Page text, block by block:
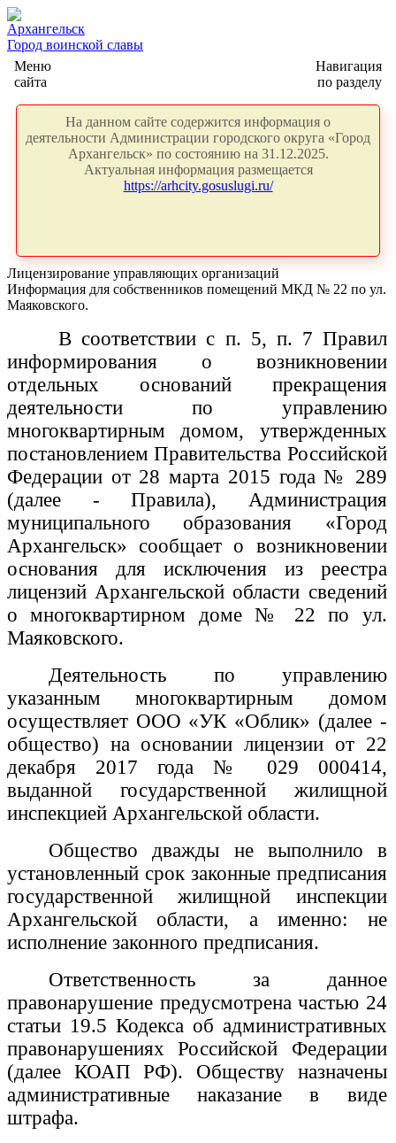
Архангельск
Город воинской славы
Меню
сайта
Навигация
по разделу
На данном сайте содержится информация о
деятельности Администрации городского округа «Город
Архангельск» по состоянию на 31.12.2025.
Актуальная информация размещается
https://arhcity.gosuslugi.ru/
Лицензирование управляющих организаций
Информация для собственников помещений МКД № 22 по ул.
Маяковского.
В соответствии с п. 5, п. 7 Правил
информирования о возникновении
отдельных оснований прекращения
деятельности по управлению
многоквартирным домом, утвержденных
постановлением Правительства Российской
Федерации от 28 марта 2015 года № 289
(далее - Правила), Администрация
муниципального образования «Город
Архангельск» сообщает о возникновении
основания для исключения из реестра
лицензий Архангельской области сведений
о многоквартирном доме№ 22 по ул.
Маяковского.
Деятельность по управлению
указанным многоквартирным домом
осуществляет ООО «УК «Облик» (далее -
общество) на основании лицензии от 22
декабря 2017 года № 029 000414,
выданной государственной жилищной
инспекцией Архангельской области.
Общество дважды не выполнило в
установленный срок законные предписания
государственной жилищной инспекции
Архангельской области, а именно: не
исполнение законного предписания.
Ответственность за данное
правонарушение предусмотрена частью 24
статьи 19.5 Кодекса об административных
правонарушениях Российской Федерации
(далее КОАП РФ). Обществу назначены
административные наказание в виде
штрафа.